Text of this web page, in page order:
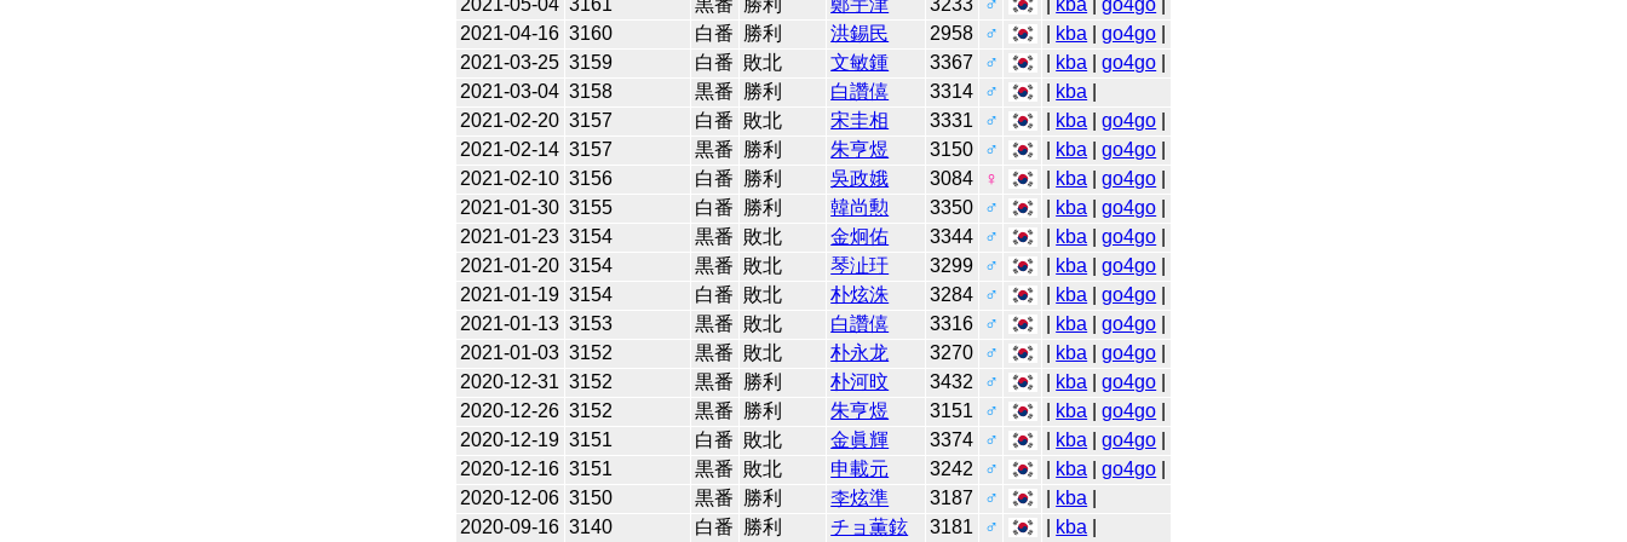
2021-04-16 3160 白番 勝利 洪錫民 2958 ♂ kba |go4go
2021-03-25 3159 白番 敗北 文敏鍾 3367 ♂ kba |go4go
2021-03-04 3158 黒番 勝利 白讚僖 3314 ♂ kba
2021-02-20 3157 白番 敗北 宋圭相 3331 ♂ kba |go4go
2021-02-14 3157 黒番 勝利 朱亨煜 3150 ♂ kba |go4go
2021-02-10 3156 白番 勝利 吳政娥 3084 ♀ kba |go4go
2021-01-30 3155 白番 勝利 韓尚勲 3350 ♂ kba |go4go
2021-01-23 3154 黒番 敗北 金炯佑 3344 ♂ kba |go4go
2021-01-20 3154 黒番 敗北 琴沚玗 3299 ♂ kba |go4go
2021-01-19 3154 白番 敗北 朴炫洙 3284 ♂ kba |go4go
2021-01-13 3153 黒番 敗北 白讚僖 3316 ♂ kba |go4go
2021-01-03 3152 黒番 敗北 朴永龙 3270 ♂ kba |go4go
2020-12-31 3152 黒番 勝利 朴河旼 3432 ♂ kba |go4go
2020-12-26 3152 黒番 勝利 朱亨煜 3151 ♂ kba |go4go
2020-12-19 3151 白番 敗北 金眞輝 3374 ♂ kba |go4go
2020-12-16 3151 黒番 敗北 申載元 3242 ♂ kba |go4go
2020-12-06 3150 黒番 勝利 李炫準 3187 ♂ kba
2020-09-16 3140 白番 勝利 チョ薫鉉 3181 ♂ kba